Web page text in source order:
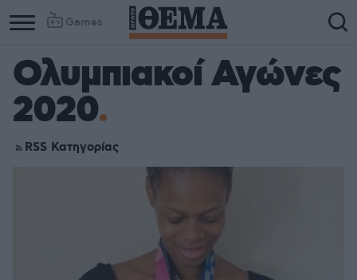
Games
Ολυμπιακοί Αγώνες
2020
RSS Κατηγορίας